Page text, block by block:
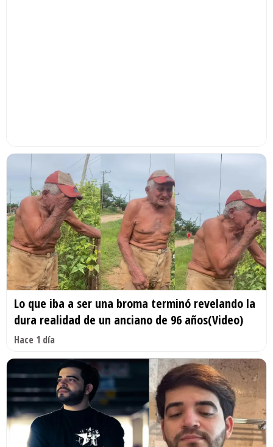
Lo que iba a ser una broma terminó revelando la
dura realidad de un anciano de 96 años(Video)
Hace 1 día